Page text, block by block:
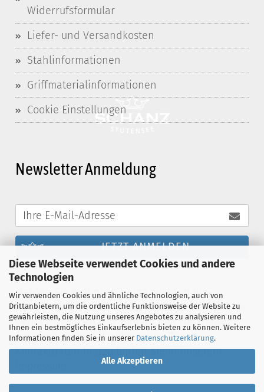
Diese Webseite verwendet Cookies und andere
Technologien
Wir verwenden Cookies und ähnliche Technologien, auch von
Drittanbietern, um die ordentliche Funktionsweise der Website zu
gewährleisten, die Nutzung unseres Angebotes zu analysieren und
Ihnen ein bestmögliches Einkaufserlebnis bieten zu können. Weitere
Informationen finden Sie in unserer Datenschutzerklärung.
Alle Akzeptieren
Widerrufsformular
Liefer- und Versandkosten
Stahlinformationen
Griffmaterialinformationen
Cookie Einstellungen
Newsletter Anmeldung
JETZT ANMELDEN
Melden Sie sich noch heute zum Schanz-
Newsletter an und profitieren Sie von exklusiven
Vergünstigungen. Sie können den Newsletter
jederzeit kostenlos abbestellen. Die
Kontaktdaten hierzu finden Sie in unserem